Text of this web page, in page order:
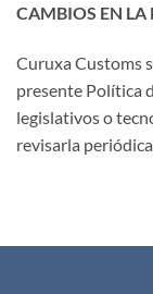
CAMBIOS EN LA
Curuxa Customs
presente Política
legislativos o
revisarla